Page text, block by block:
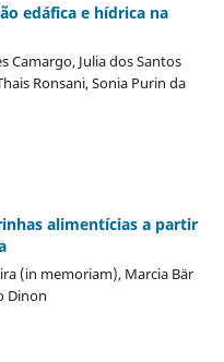
edáfica e hídrica na
Camargo, Julia dos Santos
Ronsani, Sonia Purin da
alimentícias a partir
(in memoriam), Marcia Bär
Dinon